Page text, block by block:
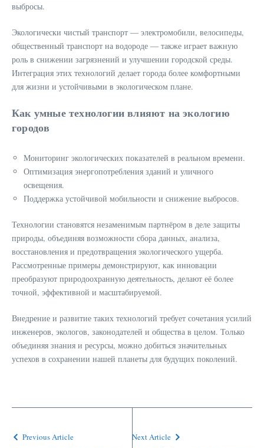
выбросы.
Экологически чистый транспорт — электромобили, велосипеды,
общественный транспорт на водороде — также играет важную
роль в снижении загрязнений и улучшении городской среды.
Интеграция этих технологий делает города более комфортными
для жизни и устойчивыми в экологическом плане.
Как умные технологии влияют на экологию
городов
Мониторинг экологических показателей в реальном времени.
Оптимизация энергопотребления зданий и уличного
освещения.
Поддержка устойчивой мобильности и снижение выбросов.
Технологии становятся незаменимым партнёром в деле защиты
природы, объединяя возможности сбора данных, анализа,
восстановления и предотвращения экологического ущерба.
Рассмотренные примеры демонстрируют, как инновации
преобразуют природоохранную деятельность, делают её более
точной, эффективной и масштабируемой.
Внедрение и развитие таких технологий требует сочетания усилий
инженеров, экологов, законодателей и общества в целом. Только
объединяя знания и ресурсы, можно добиться значительных
успехов в сохранении нашей планеты для будущих поколений.
Previous Article Next Article